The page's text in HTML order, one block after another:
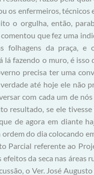
os enfermeiros, técnicos
o orgulha, então,
que fez uma
folhagens da praça, e
lá fazendo o muro, é
precisa ter uma
até hoje ele não
com cada um de
resultado, se ele
de agora em diante
do dia colocando
Parcial referente ao
da seca nas áreas
o Ver. José